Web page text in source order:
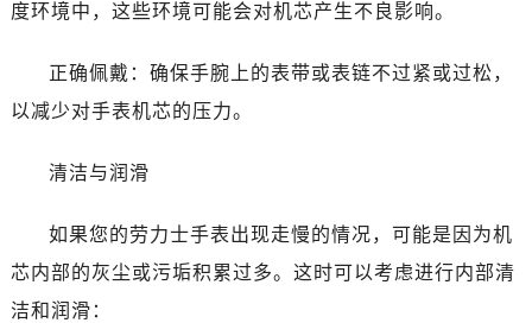
度环境中，这些环境可能会对机芯产生不良影响。
正确佩戴：确保手腕上的表带或表链不过紧或过松，
以减少对手表机芯的压力。
清洁与润滑
如果您的劳力士手表出现走慢的情况，可能是因为机
芯内部的灰尘或污垢积累过多。这时可以考虑进行内部清
洁和润滑：